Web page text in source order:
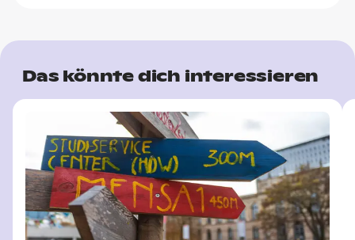
Das könnte dich interessieren